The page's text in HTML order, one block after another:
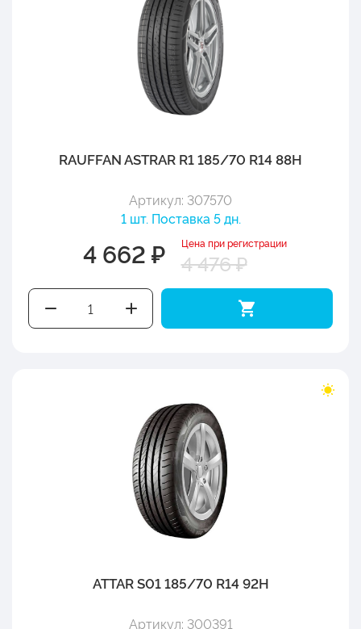
RAUFFAN ASTRAR R1 185/70 R14 88H
Артикул: 307570
1 шт. Поставка 5 дн.
4 662 ₽ Цена при регистрации
4 476 ₽
ATTAR S01 185/70 R14 92H
Артикул: 300391